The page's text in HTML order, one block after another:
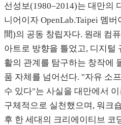
선성보(1980–2014)는 대만의
니어이자 OpenLab.Taipei 멤
間)의 공동 창립자다. 원래 컴
아트로 방향을 틀었고, 디지털
활의 관계를 탐구하는 창작에
품 자체를 넘어선다. "자유 소
수 있다"는 사실을 대만에서
구체적으로 실천했으며, 워크
후 한 세대의 크리에이티브 코